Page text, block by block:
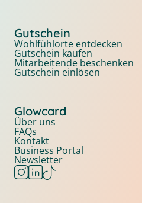
Gutschein
Wohlfühlorte entdecken
Gutschein kaufen
Mitarbeitende beschenken
Gutschein einlösen
Glowcard
Über uns
FAQs
Kontakt
Business Portal
Newsletter